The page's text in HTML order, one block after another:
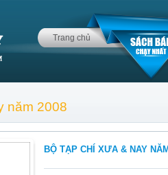
Trang chủ
năm 2008
BỘ TẠP CHÍ XƯA & NAY